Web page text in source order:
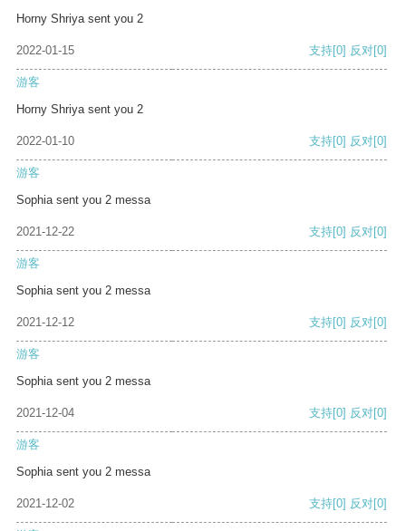
Horny Shriya sent you 2
2022-01-15 支持[0] 反对[0]
游客
Horny Shriya sent you 2
2022-01-10 支持[0] 反对[0]
游客
Sophia sent you 2 messa
2021-12-22 支持[0] 反对[0]
游客
Sophia sent you 2 messa
2021-12-12 支持[0] 反对[0]
游客
Sophia sent you 2 messa
2021-12-04 支持[0] 反对[0]
游客
Sophia sent you 2 messa
2021-12-02 支持[0] 反对[0]